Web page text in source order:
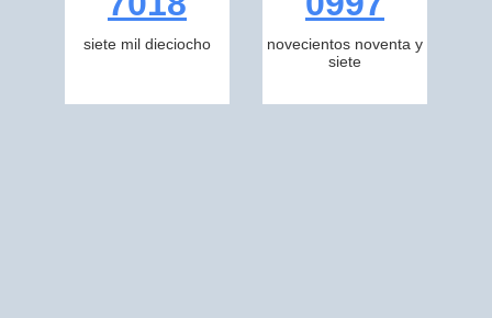
siete mil dieciocho
novecientos noventa y
siete